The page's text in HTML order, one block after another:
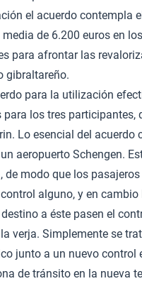
el acuerdo contempla
de 6.200 euros en
para afrontar las
gibraltareño.
para la utilización
los tres participantes,
Lo esencial del acuerdo
aeropuerto Schengen.
modo que los
alguno, y en
a éste pasen el
verja. Simplemente se
junto a un nuevo control
de tránsito en la nueva